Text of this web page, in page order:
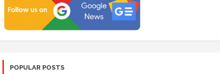
POPULAR POSTS